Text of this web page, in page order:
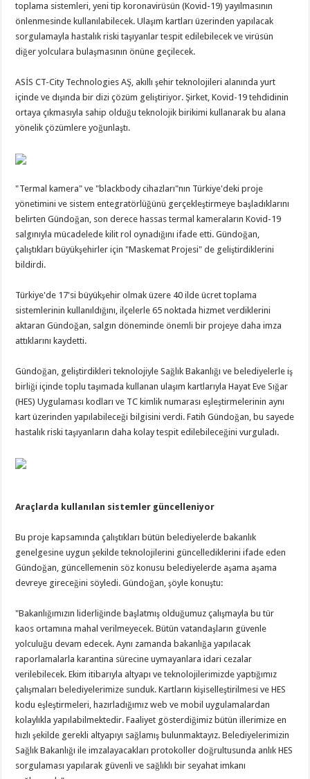
toplama sistemleri, yeni tip koronavirüsün (Kovid-19) yayılmasının
önlenmesinde kullanılabilecek. Ulaşım kartları üzerinden yapılacak
sorgulamayla hastalık riski taşıyanlar tespit edilebilecek ve virüsün
diğer yolculara bulaşmasının önüne geçilecek.
ASİS CT-City Technologies AŞ, akıllı şehir teknolojileri alanında yurt
içinde ve dışında bir dizi çözüm geliştiriyor. Şirket, Kovid-19 tehdidinin
ortaya çıkmasıyla sahip olduğu teknolojik birikimi kullanarak bu alana
yönelik çözümlere yoğunlaştı.
"Termal kamera" ve "blackbody cihazları"nın Türkiye'deki proje
yönetimini ve sistem entegratörlüğünü gerçekleştirmeye başladıklarını
belirten Gündoğan, son derece hassas termal kameraların Kovid-19
salgınıyla mücadelede kilit rol oynadığını ifade etti. Gündoğan,
çalıştıkları büyükşehirler için "Maskemat Projesi" de geliştirdiklerini
bildirdi.
Türkiye'de 17'si büyükşehir olmak üzere 40 ilde ücret toplama
sistemlerinin kullanıldığını, ilçelerle 65 noktada hizmet verdiklerini
aktaran Gündoğan, salgın döneminde önemli bir projeye daha imza
attıklarını kaydetti.
Gündoğan, geliştirdikleri teknolojiyle Sağlık Bakanlığı ve belediyelerle iş
birliği içinde toplu taşımada kullanan ulaşım kartlarıyla Hayat Eve Sığar
(HES) Uygulaması kodları ve TC kimlik numarası eşleştirmelerinin aynı
kart üzerinden yapılabileceği bilgisini verdi. Fatih Gündoğan, bu sayede
hastalık riski taşıyanların daha kolay tespit edilebileceğini vurguladı.
Araçlarda kullanılan sistemler güncelleniyor
Bu proje kapsamında çalıştıkları bütün belediyelerde bakanlık
genelgesine uygun şekilde teknolojilerini güncellediklerini ifade eden
Gündoğan, güncellemenin söz konusu belediyelerde aşama aşama
devreye gireceğini söyledi. Gündoğan, şöyle konuştu:
"Bakanlığımızın liderliğinde başlatmış olduğumuz çalışmayla bu tür
kaos ortamına mahal verilmeyecek. Bütün vatandaşların güvenle
yolculuğu devam edecek. Aynı zamanda bakanlığa yapılacak
raporlamalarla karantina sürecine uymayanlara idari cezalar
verilebilecek. Ekim itibarıyla altyapı ve teknolojilerimizde yaptığımız
çalışmaları belediyelerimize sunduk. Kartların kişiselleştirilmesi ve HES
kodu eşleştirmeleri, hazırladığımız web ve mobil uygulamalardan
kolaylıkla yapılabilmektedir. Faaliyet gösterdiğimiz bütün illerimize en
hızlı şekilde gerekli altyapıyı sağlamış bulunmaktayız. Belediyelerimizin
Sağlık Bakanlığı ile imzalayacakları protokoller doğrultusunda anlık HES
sorgulaması yapılarak güvenli ve sağlıklı bir seyahat imkanı